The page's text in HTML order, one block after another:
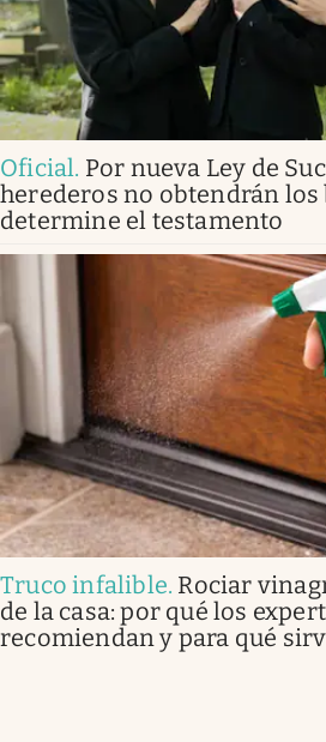
Oficial. Por nueva Ley de
herederos no obtendrán los
determine el testamento
Truco infalible. Rociar
de la casa: por qué los
recomiendan y para qué